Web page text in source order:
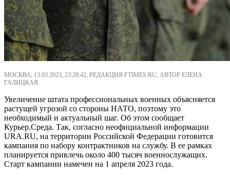
МОСКВА, 13.03.2023, 23:28:42, РЕДАКЦИЯ FTIMES.RU, АВТОР ЕЛЕНА
ГАЛИЦКАЯ.
Увеличение штата профессиональных военных объясняется
растущей угрозой со стороны НАТО, поэтому это
необходимый и актуальный шаг. Об этом сообщает
Курьер.Среда. Так, согласно неофициальной информации
URA.RU, на территории Российской Федерации готовится
кампания по набору контрактников на службу. В ее рамках
планируется привлечь около 400 тысяч военнослужащих.
Старт кампании намечен на 1 апреля 2023 года.